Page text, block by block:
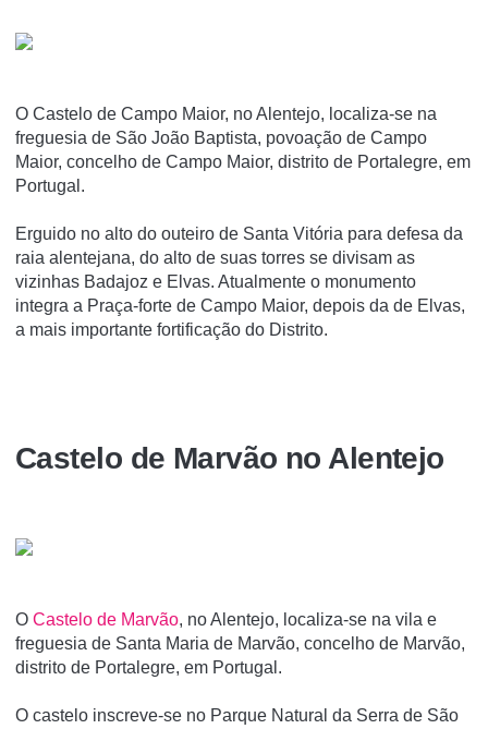
O Castelo de Campo Maior, no Alentejo, localiza-se na
freguesia de São João Baptista, povoação de Campo
Maior, concelho de Campo Maior, distrito de Portalegre, em
Portugal.
Erguido no alto do outeiro de Santa Vitória para defesa da
raia alentejana, do alto de suas torres se divisam as
vizinhas Badajoz e Elvas. Atualmente o monumento
integra a Praça-forte de Campo Maior, depois da de Elvas,
a mais importante fortificação do Distrito.
Castelo de Marvão no Alentejo
O Castelo de Marvão, no Alentejo, localiza-se na vila e
freguesia de Santa Maria de Marvão, concelho de Marvão,
distrito de Portalegre, em Portugal.
O castelo inscreve-se no Parque Natural da Serra de São